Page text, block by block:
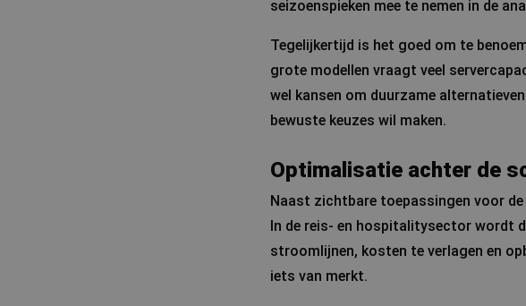
seizoenspieken mee te nemen in de
Tegelijkertijd is het goed om te
grote modellen vraagt veel
wel kansen om duurzame
bewuste keuzes wil maken.
Optimalisatie achter de
Naast zichtbare toepassingen voor
In de reis- en hospitalitysector wordt
stroomlijnen, kosten te verlagen en
iets van merkt.